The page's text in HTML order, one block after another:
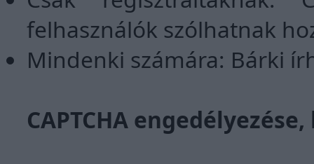
felhasználók szólhatnak
Mindenki számára: Bárki
CAPTCHA